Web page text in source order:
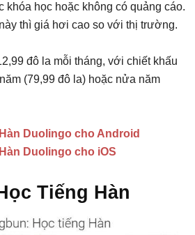
khóa học hoặc không có quảng cáo.
thì giá hơi cao so với thị trường.
đô la mỗi tháng, với chiết khấu
(79,99 đô la) hoặc nửa năm
Duolingo cho Android
Duolingo cho iOS
Tiếng Hàn